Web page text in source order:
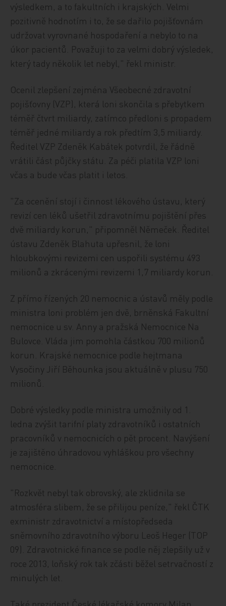
výsledkem, a to fakultních i krajských. Velmi
pozitivně hodnotím i to, že se dařilo pojišťovnám
udržovat vyrovnané hospodaření a nebylo to na
úkor pacientů. Považuji to za velmi dobrý výsledek,
který tady několik let nebyl," řekl ministr.
Ocenil zlepšení zejména Všeobecné zdravotní
pojišťovny (VZP), která loni skončila s přebytkem
téměř čtvrt miliardy, zatímco předloni s propadem
téměř jedné miliardy a rok předtím 3,5 miliardy.
Ředitel VZP Zdeněk Kabátek potvrdil, že řádně
vrátili část půjčky státu. Za péči platila VZP loni
včas a bude včas platit i letos.
"Za ocenění stojí i činnost lékového ústavu, který
revizí cen léků ušetřil zdravotnímu pojištění přes
dvě miliardy korun," připomněl Němeček. Ředitel
ústavu Zdeněk Blahuta upřesnil, že loni
hloubkovými revizemi cen uspořili systému 493
milionů a zkrácenými revizemi 1,7 miliardy korun.
Z přímo řízených 20 nemocnic a ústavů měly podle
ministra loni problém jen dvě, brněnská Fakultní
nemocnice u sv. Anny a pražská Nemocnice Na
Bulovce. Vláda jim pomohla částkou 700 milionů
korun. Krajské nemocnice podle hejtmana
Vysočiny Jiří Běhounka jsou aktuálně v plusu 750
milionů.
Dobré výsledky podle ministra umožnily od 1.
ledna zvýšit tarifní platy zdravotníků i ostatních
pracovníků v nemocnicích o pět procent. Navýšení
je zajištěno úhradovou vyhláškou pro všechny
nemocnice.
"Rozkvět nebyl tak obrovský, ale zklidnila se
atmosféra slibem, že se přilijou peníze," řekl ČTK
exministr zdravotnictví a místopředseda
sněmovního zdravotního výboru Leoš Heger (TOP
09). Zdravotnické finance se podle něj zlepšily už v
roce 2013, loňský rok tak zčásti běžel setrvačností z
minulých let.